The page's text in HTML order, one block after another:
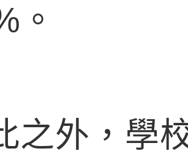
。
之外，學